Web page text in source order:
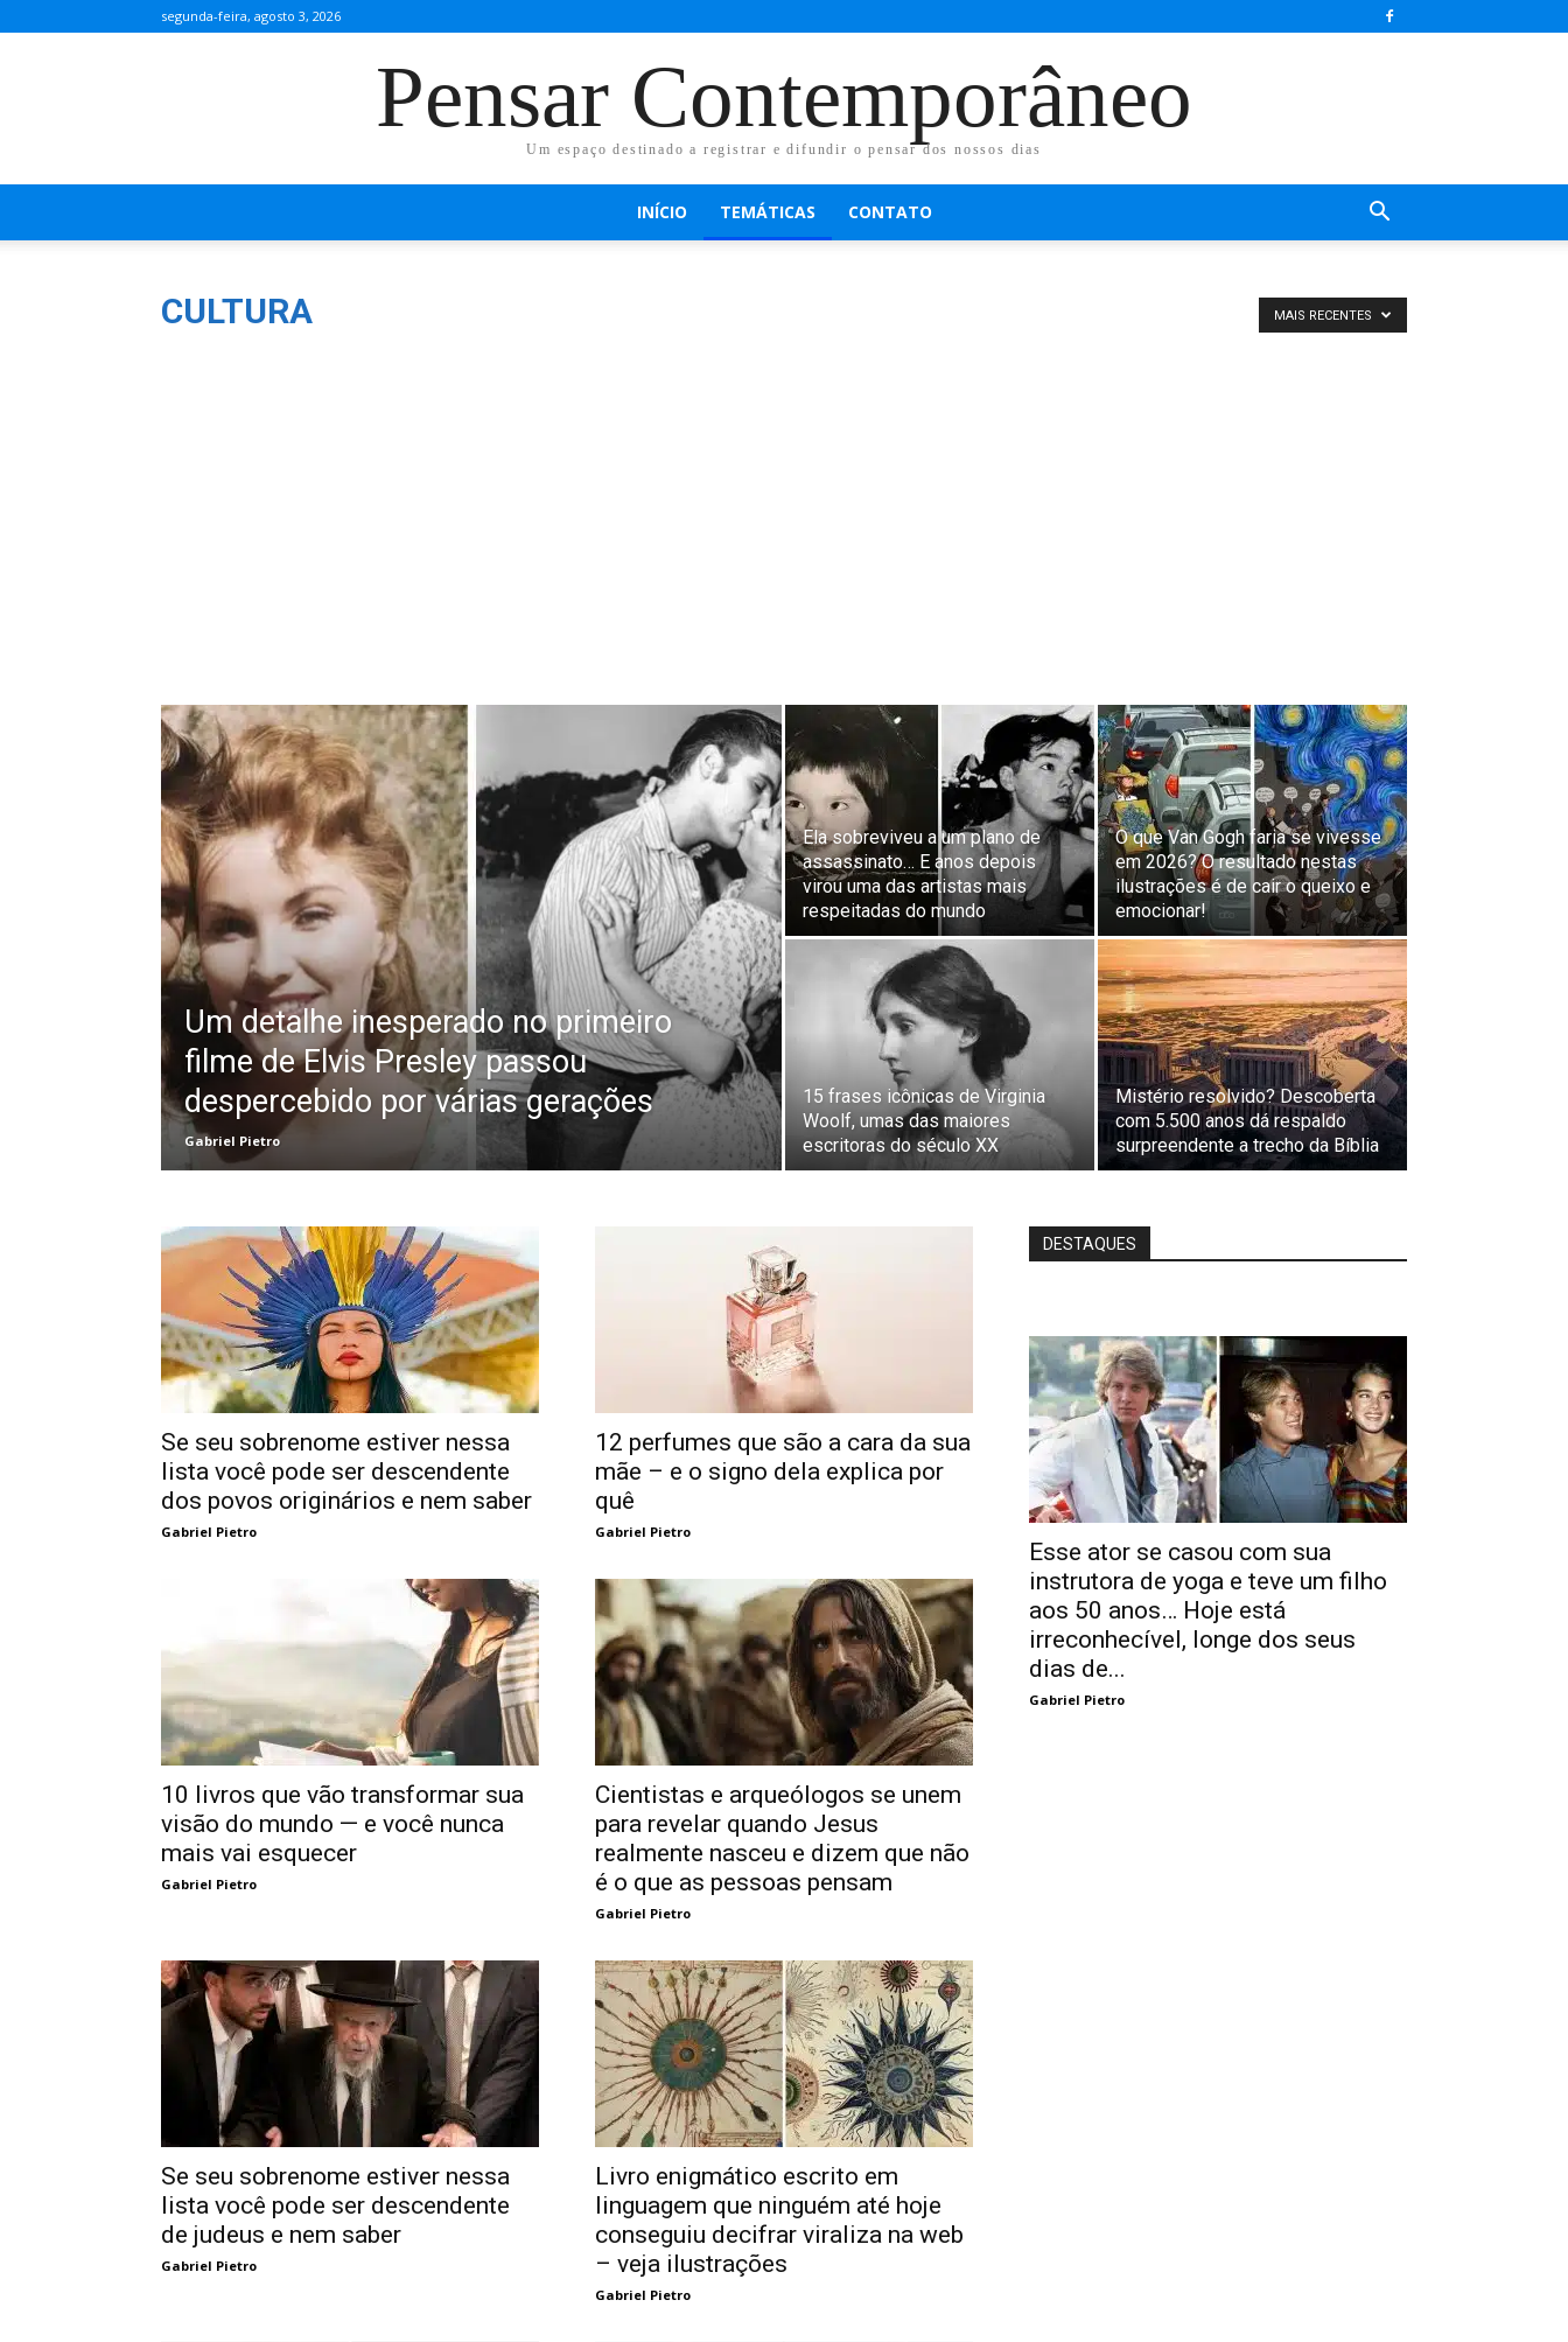
segunda-feira, agosto 3, 2026
Pensar Contemporâneo
Um espaço destinado a registrar e difundir o pensar dos nossos dias
INÍCIO TEMÁTICAS CONTATO
CULTURA MAIS RECENTES
Um detalhe inesperado no primeiro
filme de Elvis Presley passou
despercebido por várias gerações
Gabriel Pietro
Ela sobreviveu a um plano de
assassinato… E anos depois
virou uma das artistas mais
respeitadas do mundo
O que Van Gogh faria se vivesse
em 2026? O resultado nestas
ilustrações é de cair o queixo e
emocionar!
15 frases icônicas de Virginia
Woolf, umas das maiores
escritoras do século XX
Mistério resolvido? Descoberta
com 5.500 anos dá respaldo
surpreendente a trecho da Bíblia
Se seu sobrenome estiver nessa
lista você pode ser descendente
dos povos originários e nem saber
Gabriel Pietro
12 perfumes que são a cara da sua
mãe – e o signo dela explica por
quê
Gabriel Pietro
10 livros que vão transformar sua
visão do mundo — e você nunca
mais vai esquecer
Gabriel Pietro
Cientistas e arqueólogos se unem
para revelar quando Jesus
realmente nasceu e dizem que não
é o que as pessoas pensam
Gabriel Pietro
Se seu sobrenome estiver nessa
lista você pode ser descendente
de judeus e nem saber
Gabriel Pietro
Livro enigmático escrito em
linguagem que ninguém até hoje
conseguiu decifrar viraliza na web
– veja ilustrações
Gabriel Pietro
DESTAQUES
Esse ator se casou com sua
instrutora de yoga e teve um filho
aos 50 anos… Hoje está
irreconhecível, longe dos seus
dias de...
Gabriel Pietro